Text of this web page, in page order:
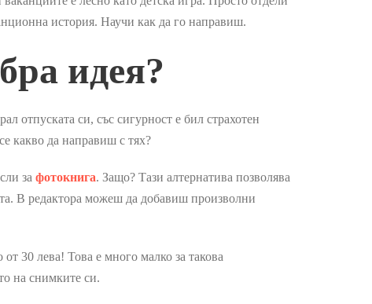
история. Научи как да го направиш.
идея?
отпуската си, със сигурност е бил страхотен
какво да направиш с тях?
за фотокнига. Защо? Тази алтернатива позволява
В редактора можеш да добавиш произволни
30 лева! Това е много малко за такова
на снимките си.